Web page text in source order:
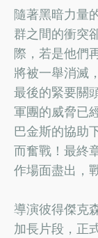
隨著黑暗力量
群之間的衝突
際，若是他們
將被一舉消滅
最後的緊要關
軍團的威脅已
巴金斯的協助
而奮戰！最終
作場面盡出，
導演彼得傑克
加長片段，正